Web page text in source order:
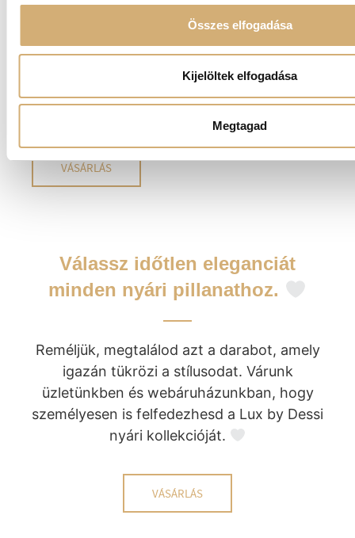
Összes elfogadása
Kijelöltek elfogadása
Megtagad
Kifinomultság, prémium részletek és lenyűgöző
elegancia egy különleges kollekcióban.
A Luxury kollekció azoknak készült, akik nem
csupán egy cipőt vagy kiegészítőt választanak,
hanem egy teljes élményt – magabiztos
VÁSÁRLÁS
Válassz időtlen eleganciát
minden nyári pillanathoz.
Reméljük, megtalálod azt a darabot, amely
igazán tükrözi a stílusodat. Várunk
üzletünkben és webáruházunkban, hogy
személyesen is felfedezhesd a Lux by Dessi
nyári kollekcióját.
VÁSÁRLÁS